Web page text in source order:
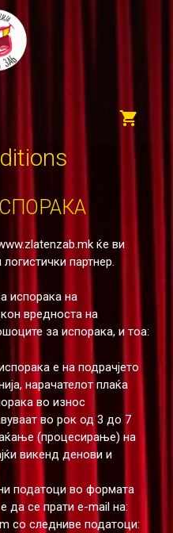
ќе ви
партнер.
испорака на
вредноста на
за испорака, и тоа:
е на подрачјето
нарачателот плаќа
во износ
во рок од 3 до 7
(процесирање) на
викенд денови и
податоци во формата
да се прати е-mail на:
со следниве податоци: